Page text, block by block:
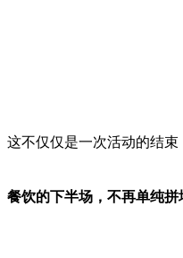
这不仅仅是一次活动的结
餐饮的下半场，不再单纯拼